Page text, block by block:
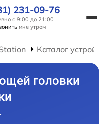
231-09-76
с 9:00 до 21:00
мне утром
Каталог
головки